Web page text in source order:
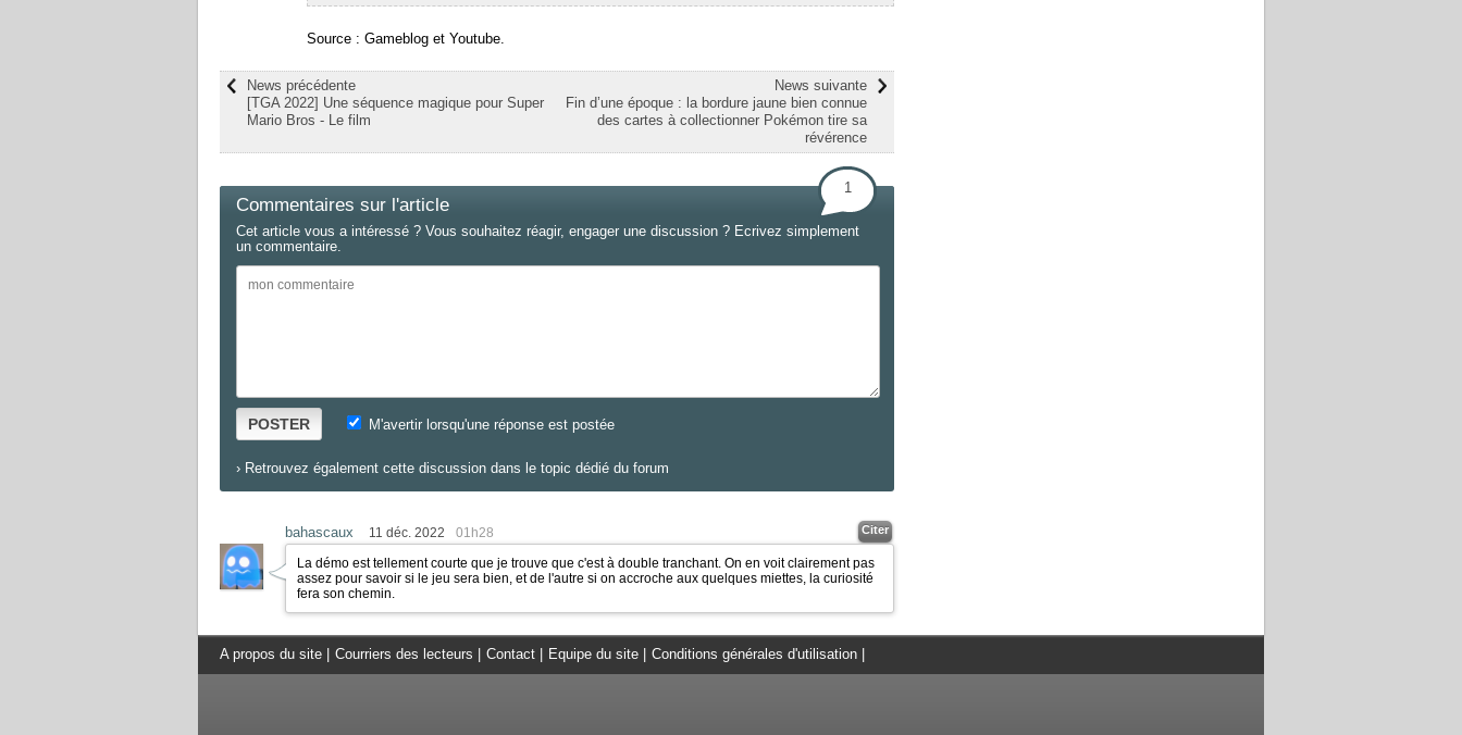
Source : Gameblog et Youtube.
News suivante
Fin d’une époque : la bordure jaune bien connue
des cartes à collectionner Pokémon tire sa
révérence
News précédente
[TGA 2022] Une séquence magique pour Super
Mario Bros - Le film
Commentaires sur l'article
1
Cet article vous a intéressé ? Vous souhaitez réagir, engager une discussion ? Ecrivez simplement
un commentaire.
POSTER M'avertir lorsqu'une réponse est postée
› Retrouvez également cette discussion dans le topic dédié du forum
bahascaux 11 déc. 2022 01h28 Citer
La démo est tellement courte que je trouve que c'est à double tranchant. On en voit clairement pas
assez pour savoir si le jeu sera bien, et de l'autre si on accroche aux quelques miettes, la curiosité
fera son chemin.
A propos du site Courriers des lecteurs Contact Equipe du site Conditions générales d'utilisation